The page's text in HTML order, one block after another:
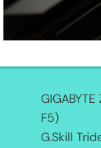
F5)
G.Skill